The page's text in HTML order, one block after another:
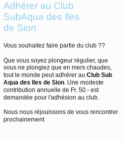
Adhérer au Club
SubAqua des Iles
de Sion
Vous souhaitez faire partie du club ??
Que vous soyez plongeur régulier, que
vous ne plongiez que en mers chaudes,
tout le monde peut adhérer auClub Sub
Aqua des Iles de Sion. Une modeste
contribution annuelle de Fr. 50.- est
demandée pour l'adhésion au club.
Nous nous réjouissons de vous rencontrer
prochainement